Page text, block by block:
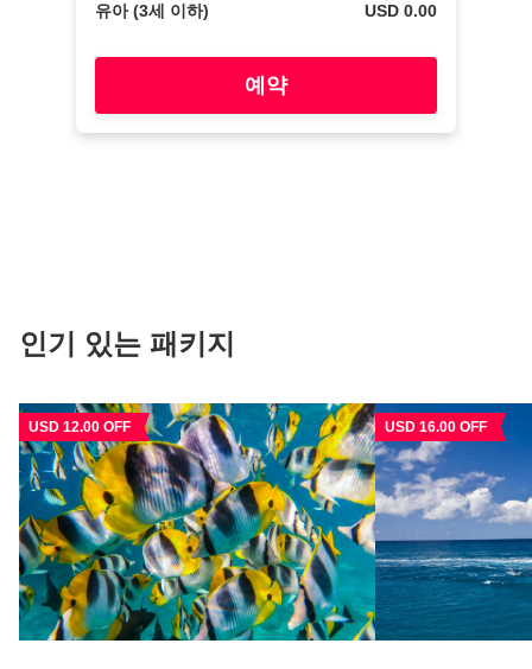
유아 (3세 이하)
USD 0.00
예약
인기 있는 패키지
USD 12.00 OFF USD 16.00 OFF